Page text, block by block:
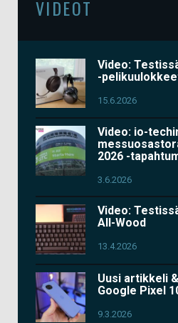
VIDEOT
Video:
-
15.6.2026
Video: io-
2026 -
3.6.2026
Video:
All-Wood
13.4.2026
Uusi artikkeli
Google Pixel
9.3.2026